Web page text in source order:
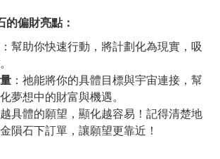
偏財亮點：
：幫助你快速行動，將計劃化為現實，吸
：祂能將你的具體目標與宇宙連接，幫
夢想中的財富與機遇。
越具體的願望，顯化越容易！記得清楚地
隕石下訂單，讓願望更靠近！